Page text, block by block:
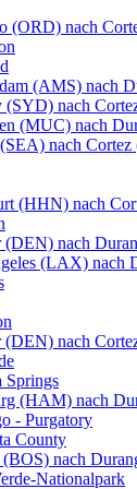
(ORD) nach
(AMS) nach
(SYD) nach
(MUC) nach
nach
(HHN) nach
(DEN) nach
(LAX) nach
(DEN) nach
Springs
(HAM) nach
- Purgatory
County
nach
Nationalpark